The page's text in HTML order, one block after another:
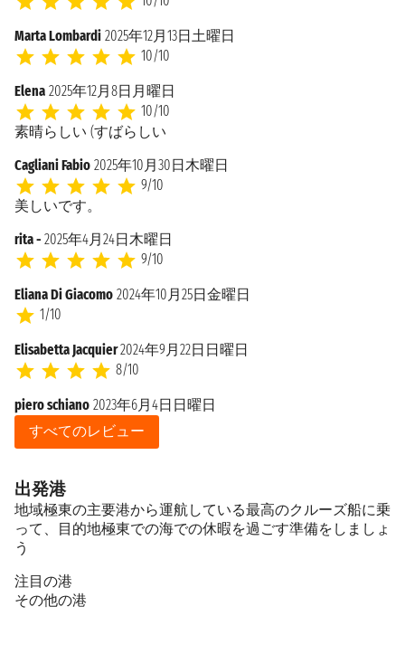
Marta Lombardi 2025年12月13日土曜日
10/10
Elena 2025年12月8日月曜日
10/10
素晴らしい (すばらしい
Cagliani Fabio 2025年10月30日木曜日
9/10
美しいです。
rita - 2025年4月24日木曜日
9/10
Eliana Di Giacomo 2024年10月25日金曜日
1/10
Elisabetta Jacquier2024年9月22日日曜日
8/10
piero schiano 2023年6月4日日曜日
すべてのレビュー
出発港
地域極東の主要港から運航している最高のクルーズ船に乗
って、目的地極東での海での休暇を過ごす準備をしましょ
う
注目の港
その他の港